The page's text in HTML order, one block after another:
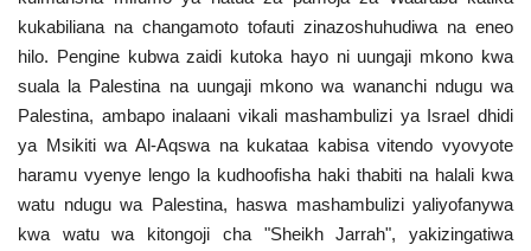
Nafasi
Washiriki
Video
Maonyesho
kukabiliana na changamoto tofauti zinazoshuhudiwa na eneo
hilo. Pengine kubwa zaidi kutoka hayo ni uungaji mkono kwa
suala la Palestina na uungaji mkono wa wananchi ndugu wa
Palestina, ambapo inalaani vikali mashambulizi ya Israel dhidi
ya Msikiti wa Al-Aqswa na kukataa kabisa vitendo vyovyote
haramu vyenye lengo la kudhoofisha haki thabiti na halali kwa
watu ndugu wa Palestina, haswa mashambulizi yaliyofanywa
kwa watu wa kitongoji cha "Sheikh Jarrah", yakizingatiwa